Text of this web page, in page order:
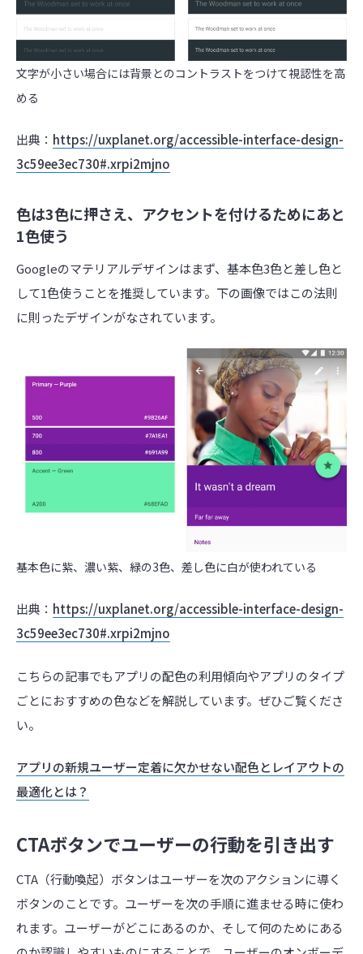
文字が小さい場合には背景とのコントラストをつけて視認性を高
める
出典： https://uxplanet.org/accessible-interface-design-
3c59ee3ec730#.xrpi2mjno
色は3色に押さえ、アクセントを付けるためにあと
1色使う
Googleのマテリアルデザインはまず、基本色3色と差し色と
して1色使うことを推奨しています。下の画像ではこの法則
に則ったデザインがなされています。
基本色に紫、濃い紫、緑の3色、差し色に白が使われている
出典： https://uxplanet.org/accessible-interface-design-
3c59ee3ec730#.xrpi2mjno
こちらの記事でもアプリの配色の利用傾向やアプリのタイプ
ごとにおすすめの色などを解説しています。ぜひご覧くださ
い。
アプリの新規ユーザー定着に欠かせない配色とレイアウトの
最適化とは？
CTAボタンでユーザーの行動を引き出す
CTA（行動喚起）ボタンはユーザーを次のアクションに導く
ボタンのことです。ユーザーを次の手順に進ませる時に使わ
れます。ユーザーがどこにあるのか、そして何のためにある